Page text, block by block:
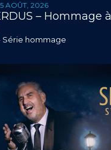
AOÛT, 2026
– Hommage à
Série hommage